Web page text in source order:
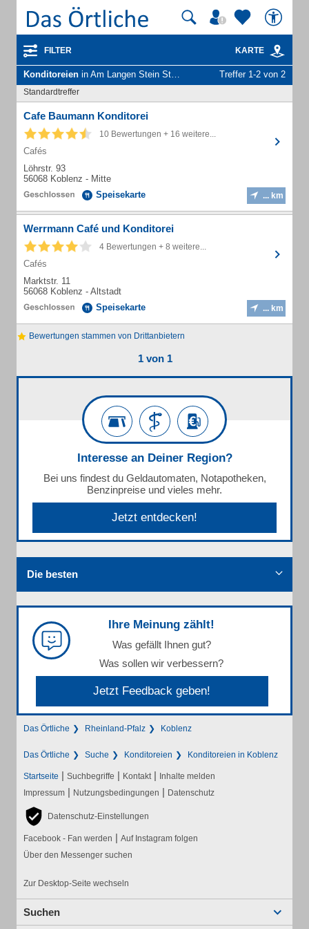
FILTER KARTE
Konditoreien in Am Langen Stein Stadt Koblenz Treffer 1-2 von 2
Standardtreffer
Cafe Baumann Konditorei
10 Bewertungen + 16 weitere...
Cafés
Löhrstr. 93
56068 Koblenz - Mitte
Speisekarte
... km
Werrmann Café und Konditorei
4 Bewertungen + 8 weitere...
Cafés
Marktstr. 11
56068 Koblenz - Altstadt
Speisekarte
... km
Bewertungen stammen von Drittanbietern
1 von 1
Interesse an Deiner Region?
Bei uns findest du Geldautomaten, Notapotheken,
Benzinpreise und vieles mehr.
Jetzt entdecken!
Die besten
Ihre Meinung zählt!
Was gefällt Ihnen gut?
Was sollen wir verbessern?
Jetzt Feedback geben!
Das Örtliche Rheinland-Pfalz Koblenz
Das Örtliche Suche Konditoreien Konditoreien in Koblenz
Startseite | Suchbegriffe | Kontakt | Inhalte melden
Impressum | Nutzungsbedingungen | Datenschutz
Datenschutz-Einstellungen
Facebook - Fan werden | Auf Instagram folgen
Über den Messenger suchen
Zur Desktop-Seite wechseln
Suchen